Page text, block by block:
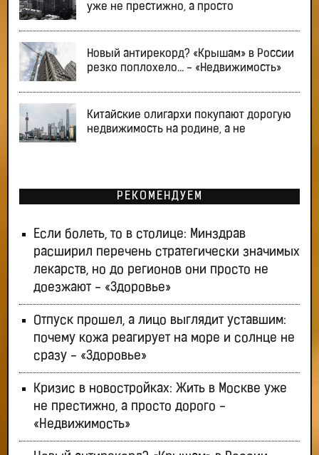
уже не престижно, а просто
Новый антирекорд? «Крышам» в России
резко поплохело… - «Недвижимость»
Китайские олигархи покупают дорогую
недвижимость на родине, а не
РЕКОМЕНДУЕМ
Если болеть, то в столице: Минздрав
расширил перечень стратегически значимых
лекарств, но до регионов они просто не
доезжают - «Здоровье»
Отпуск прошел, а лицо выглядит уставшим:
почему кожа реагирует на море и солнце не
сразу - «Здоровье»
Кризис в новостройках: Жить в Москве уже
не престижно, а просто дорого -
«Недвижимость»